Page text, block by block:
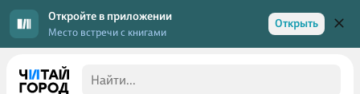
Откройте в приложении
Место встречи с книгами
Открыть